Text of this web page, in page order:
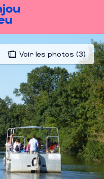
Voir les photos (3)